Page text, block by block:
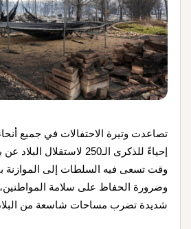
تصاعدت وتيرة الاحتفالات في جميع
إحياءً للذكرى الـ250
وقت تسعى فيه السلطات إلى الموازنة
وضرورة الحفاظ على سلامة
شديدة تضرب مساحات شاسعة من